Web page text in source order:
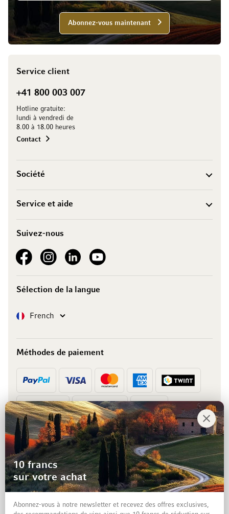
Abonnez-vous maintenant
Service client
+41 800 003 007
Hotline gratuite:
lundi à vendredi de
8.00 à 18.00 heures
Contact
Société
Service et aide
Suivez-nous
See our FacebookSee our Instagram account
See our LinkedInSee our YouTube channel
Sélection de la langue
LangueFrench
Méthodes de paiement
Prépaiement Facture
10 francs
sur votre achat
Abonnez-vous à notre newsletter et recevez des offres exclusives,